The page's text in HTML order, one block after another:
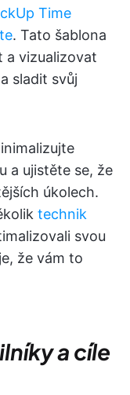
Time
. Tato šablona
a vizualizovat
sladit svůj
a ujistěte se, že
úkolech.
technik
svou
že vám to
a cíle